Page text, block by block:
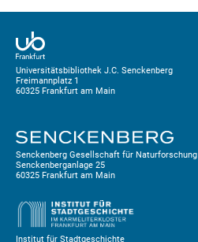
Universitätsbibliothek J.C. Senckenberg
Freimannplatz 1
60325 Frankfurt am Main
Senckenberg Gesellschaft für Naturforschung
Senckenberganlage 25
60325 Frankfurt am Main
Institut für Stadtgeschichte